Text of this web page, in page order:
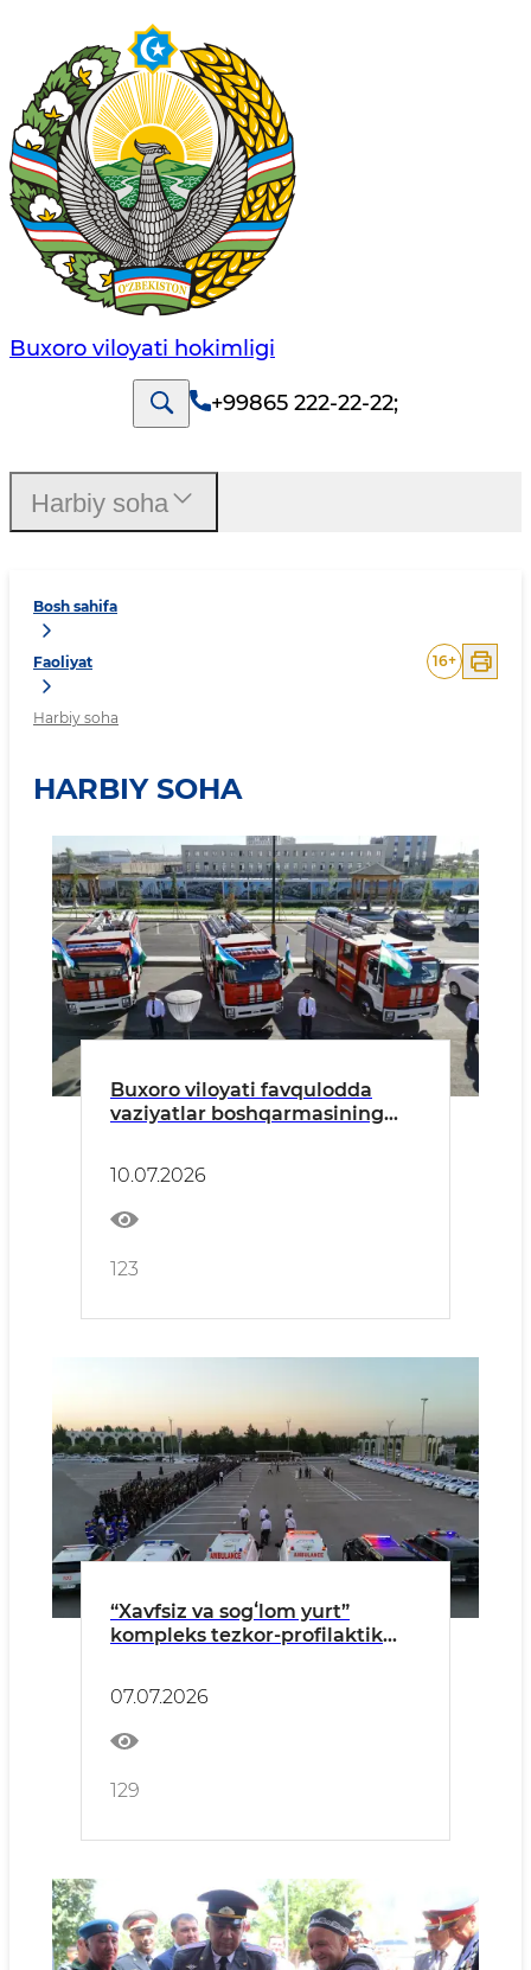
Buxoro viloyati hokimligi
+99865 222-22-22;
Bosh sahifa
Faoliyat
Harbiy soha
16+
HARBIY SOHA
Buxoro viloyati favqulodda
vaziyatlar boshqarmasining
avtomashinalari topshirildi
10.07.2026
123
“Xavfsiz va sogʻlom yurt”
kompleks tezkor-profilaktik
07.07.2026
129
Harbiy soha